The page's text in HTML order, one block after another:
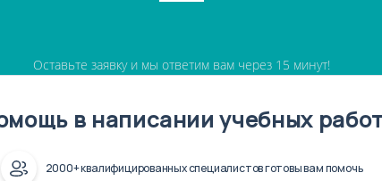
Оставьте заявку и мы ответим вам через 15 минут!
в написании учебных
2000+ квалифицированных специалистов готовы вам помочь